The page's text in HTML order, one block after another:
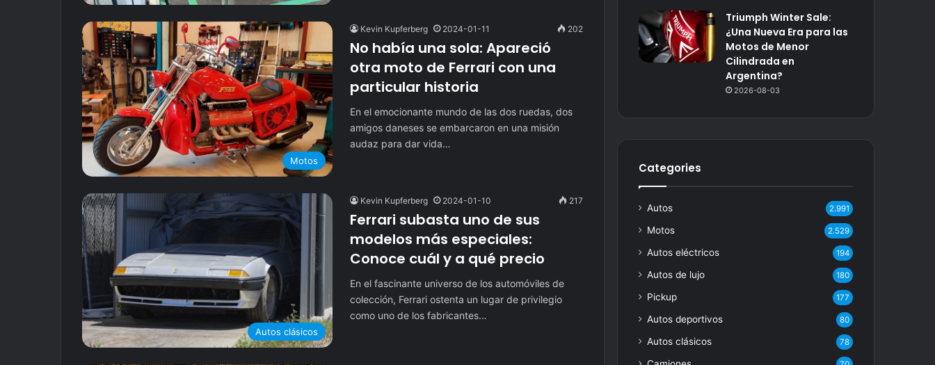
Motos
Kevin Kupferberg 2024-01-11 202
No había una sola: Apareció
otra moto de Ferrari con una
particular historia
En el emocionante mundo de las dos ruedas, dos
amigos daneses se embarcaron en una misión
audaz para dar vida…
Autos clásicos
Kevin Kupferberg 2024-01-10 217
Ferrari subasta uno de sus
modelos más especiales:
Conoce cuál y a qué precio
En el fascinante universo de los automóviles de
colección, Ferrari ostenta un lugar de privilegio
como uno de los fabricantes…
Triumph Winter Sale:
¿Una Nueva Era para las
Motos de Menor
Cilindrada en
Argentina?
2026-08-03
Categories
Autos 2.991
Motos 2.529
Autos eléctricos 194
Autos de lujo 180
Pickup 177
Autos deportivos 80
Autos clásicos 78